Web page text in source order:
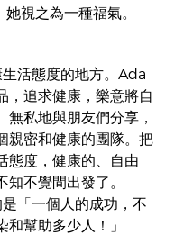
視之為一種福氣。
活態度的地方。Ada
，追求健康，樂意將自
無私地與朋友們分享，
親密和健康的團隊。把
態度，健康的、自由
不覺間出發了。
「一個人的成功，不
幫助多少人！」